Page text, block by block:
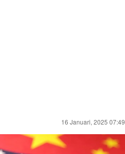
16 Januari, 2025 07:49